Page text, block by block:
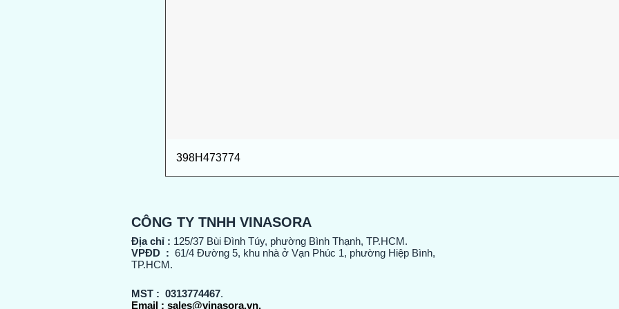
398H473774
CÔNG TY TNHH VINASORA
Địa chỉ : 125/37 Bùi Đình Túy, phường Bình Thạnh, TP.HCM.
VPĐD : 61/4 Đường 5, khu nhà ở Vạn Phúc 1, phường Hiệp Bình,
TP.HCM.
MST : 0313774467.
Email : sales@vinasora.vn.